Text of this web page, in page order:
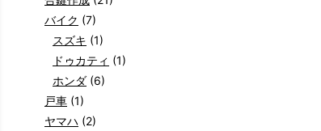
バイク (7)
スズキ (1)
ドゥカティ (1)
ホンダ (6)
戸車 (1)
ヤマハ (2)